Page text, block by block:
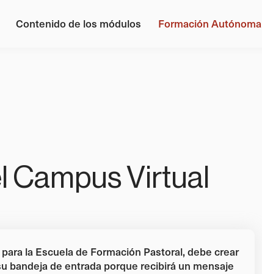
Contenido de los módulos Formación Autónoma
Campus Virtual
la Escuela de Formación Pastoral, debe crear
bandeja de entrada porque recibirá un mensaje